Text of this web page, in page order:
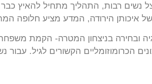
ובחירה בניצחון המטרה- הקמת
הכרומוזומליים הקשורים לגיל.